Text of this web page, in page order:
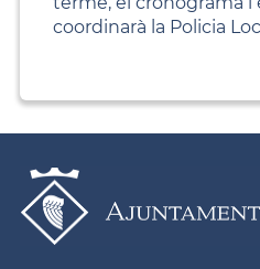
coordinarà la Policia